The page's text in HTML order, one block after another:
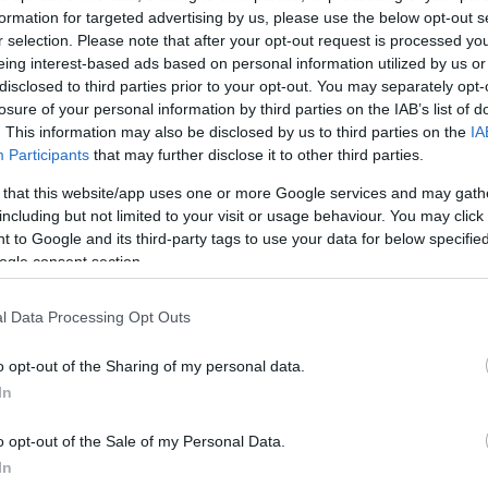
for targeted advertising by us, please use the below opt-out
selection. Please note that after your opt-out request is processed
interest-based ads based on personal information utilized by us
to third parties prior to your opt-out. You may separately
of your personal information by third parties on the IAB’s list of
This information may also be disclosed by us to third parties on the
Participants that may further disclose it to other third parties.
that this website/app uses one or more Google services and may
but not limited to your visit or usage behaviour. You may
to Google and its third-party tags to use your data for below
consent section.
Data Processing Opt Outs
opt-out of the Sharing of my personal data.
opt-out of the Sale of my Personal Data.
διασυνδεσιμότητα των ευρωπαϊκών κρατών.
διασυνδέσεων που θα χρηματοδοτηθούν
και τα οποία εντάσσονται στον πυρήνα της
Ένωσης, σημείωσε πωςοι διασυνδέσεις
νησιών του βορείου Αιγαίου θα έχουν
τετραετία.Για τηδιασύνδεση Ελλάδας-Ιταλίας
έρευνα βυθούκαι ωριμάζει το αίτημα
Ενδιαφέροντος.